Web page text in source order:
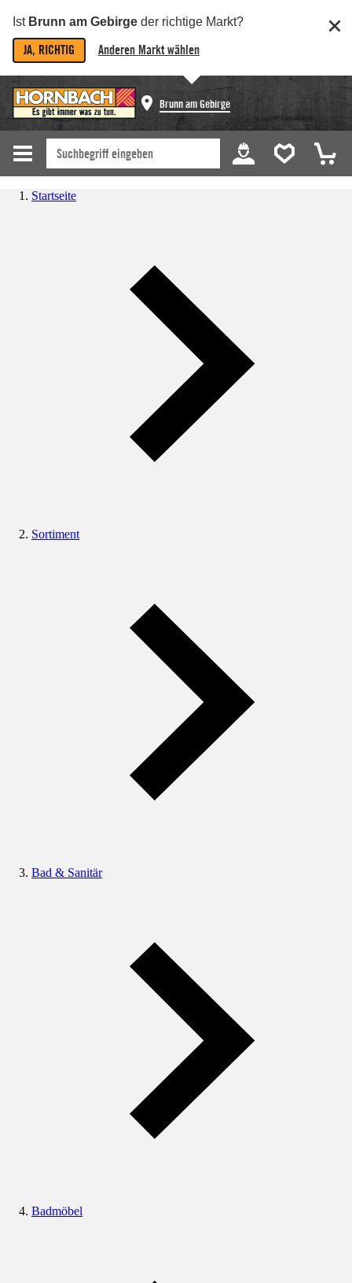
Ist Brunn am Gebirge der richtige Markt?
JA, RICHTIG Anderen Markt wählen
Brunn am Gebirge
Startseite
Sortiment
Bad & Sanitär
Badmöbel